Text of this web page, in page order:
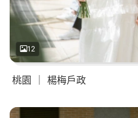
12
桃園 ｜ 楊梅戶政